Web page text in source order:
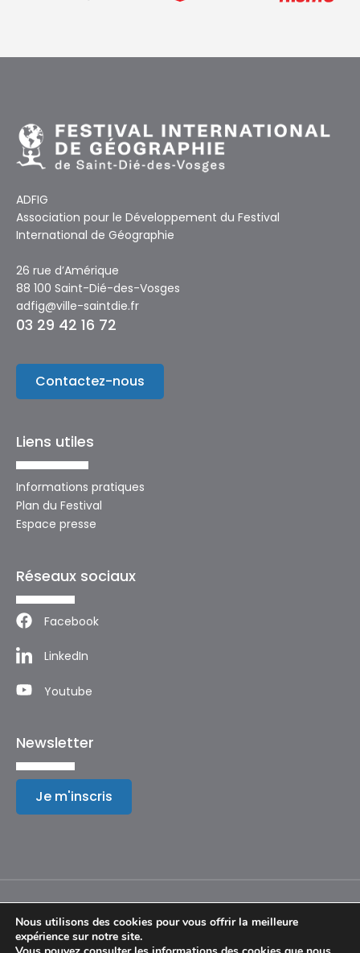
ADFIG
Association pour le Développement du Festival
International de Géographie
26 rue d’Amérique
88 100 Saint-Dié-des-Vosges
adfig@ville-saintdie.fr
03 29 42 16 72
Contactez-nous
Liens utiles
Informations pratiques
Plan du Festival
Espace presse
Réseaux sociaux
Facebook
LinkedIn
Youtube
Newsletter
Je m'inscris
Mentions légales
Nous utilisons des cookies pour vous offrir la meilleure
expérience sur notre site.